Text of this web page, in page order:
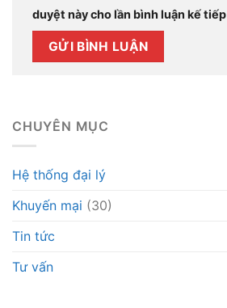
duyệt này cho lần bình luận kế
CHUYÊN MỤC
Hệ thống đại lý
Khuyến mại (30)
Tin tức
Tư vấn